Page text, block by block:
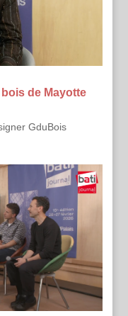
de Mayotte
GduBois